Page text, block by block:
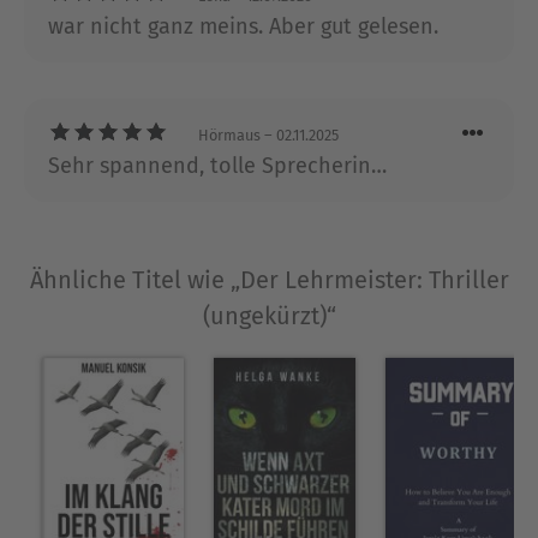
war nicht ganz meins. Aber gut gelesen.
Hörmaus – 02.11.2025
Sehr spannend, tolle Sprecherin…
Ähnliche Titel wie „Der Lehrmeister: Thriller
(ungekürzt)“